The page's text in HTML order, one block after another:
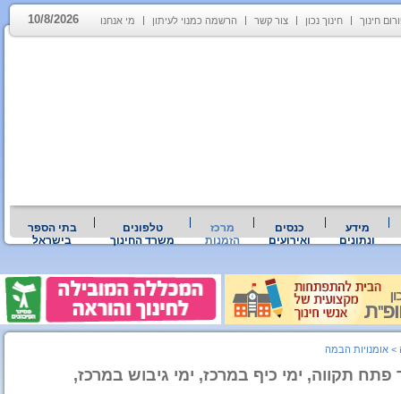
חינוך חינוך נכון צור קשר הרשמה כמנוי לעיתון מי אנחנו 10/8/2026
מידע
ונתונים
כנסים
ואירועים
מרכז
הזמנות
טלפונים
משרד החינוך
בתי הספר
בישראל
> אומנויות הבמה
תקווה, ימי כיף במרכז, ימי גיבוש במרכז,